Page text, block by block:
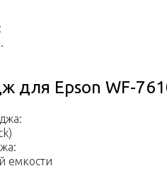
для Epson WF-
емкости